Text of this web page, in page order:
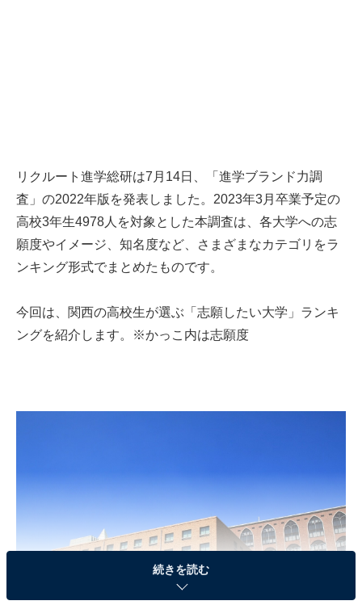
リクルート進学総研は7月14日、「進学ブランド力調
査」の2022年版を発表しました。2023年3月卒業予定の
高校3年生4978人を対象とした本調査は、各大学への志
願度やイメージ、知名度など、さまざまなカテゴリをラ
ンキング形式でまとめたものです。
今回は、関西の高校生が選ぶ「志願したい大学」ランキ
ングを紹介します。※かっこ内は志願度
続きを読む